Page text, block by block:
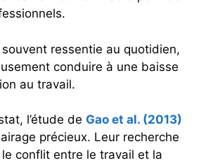
ressentie au quotidien,
conduire à une baisse
au travail.
l’étude de Gao et al. (2013)
précieux. Leur recherche
conflit entre le travail et la